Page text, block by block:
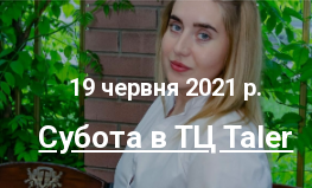
19 червня 2021 р.
Субота в ТЦ Taler